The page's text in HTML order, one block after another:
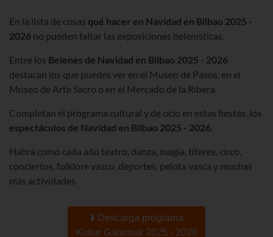
En la lista de cosas qué hacer en Navidad en Bilbao 2025 -
2026 no pueden faltar las exposiciones belenísticas.
Entre los Belenes de Navidad en Bilbao 2025 - 2026
destacan los que puedes ver en el Museo de Pasos, en el
Museo de Arte Sacro o en el Mercado de la Ribera.
Completan el programa cultural y de ocio en estas fiestas, los
espectáculos de Navidad en Bilbao 2025 - 2026.
Habrá como cada año teatro, danza, magia, títeres, circo,
conciertos, folklorevasco, deportes, pelota vasca y muchas
más actividades
⬇️ Descarga programa
Kultur Gabonak 2025 - 2026